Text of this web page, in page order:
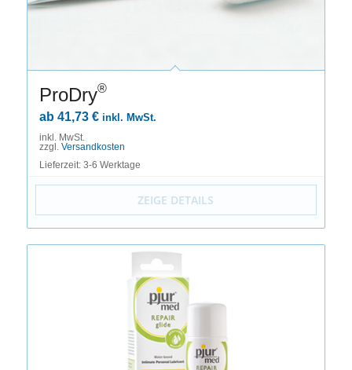
ProDry®
ab 41,73 € inkl. MwSt.
inkl. MwSt.
zzgl. Versandkosten
Lieferzeit: 3-6 Werktage
ZEIGE DETAILS